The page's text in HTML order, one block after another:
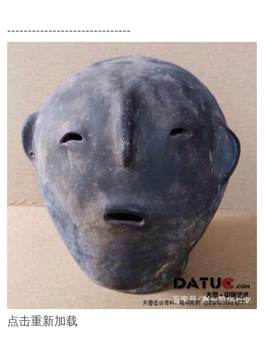
------------------------------
点击重新加载